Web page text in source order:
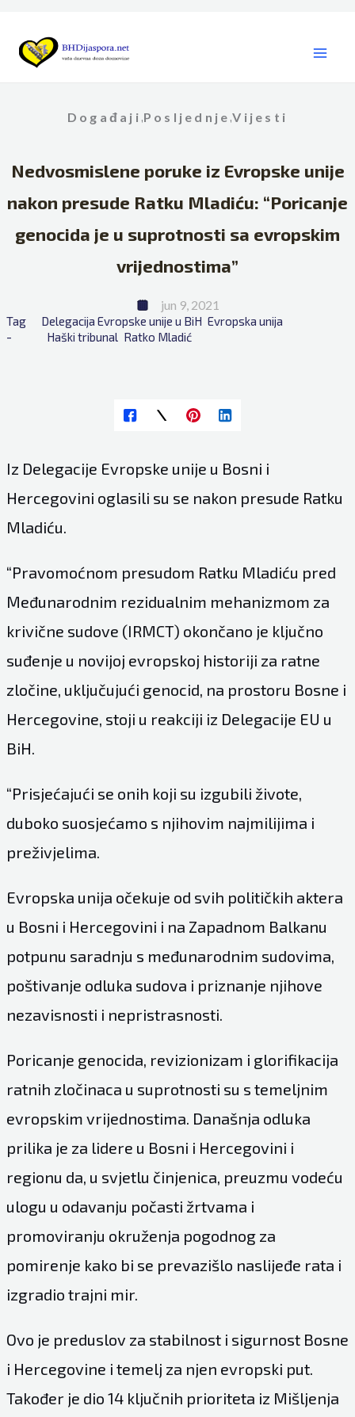
content
Događaji ,Posljednje ,Vijesti
Nedvosmislene poruke iz Evropske unije
nakon presude Ratku Mladiću: “Poricanje
genocida je u suprotnosti sa evropskim
vrijednostima”
jun 9, 2021
Tag
-
Delegacija Evropske unije u BiH Evropska unija
Haški tribunal Ratko Mladić
Iz Delegacije Evropske unije u Bosni i
Hercegovini oglasili su se nakon presude Ratku
Mladiću.
“Pravomoćnom presudom Ratku Mladiću pred
Međunarodnim rezidualnim mehanizmom za
krivične sudove (IRMCT) okončano je ključno
suđenje u novijoj evropskoj historiji za ratne
zločine, uključujući genocid, na prostoru Bosne i
Hercegovine, stoji u reakciji iz Delegacije EU u
BiH.
“Prisjećajući se onih koji su izgubili živote,
duboko suosjećamo s njihovim najmilijima i
preživjelima.
Evropska unija očekuje od svih političkih aktera
u Bosni i Hercegovini i na Zapadnom Balkanu
potpunu saradnju s međunarodnim sudovima,
poštivanje odluka sudova i priznanje njihove
nezavisnosti i nepristrasnosti.
Poricanje genocida, revizionizam i glorifikacija
ratnih zločinaca u suprotnosti su s temeljnim
evropskim vrijednostima. Današnja odluka
prilika je za lidere u Bosni i Hercegovini i
regionu da, u svjetlu činjenica, preuzmu vodeću
ulogu u odavanju počasti žrtvama i
promoviranju okruženja pogodnog za
pomirenje kako bi se prevazišlo naslijeđe rata i
izgradio trajni mir.
Ovo je preduslov za stabilnost i sigurnost Bosne
i Hercegovine i temelj za njen evropski put.
Također je dio 14 ključnih prioriteta iz Mišljenja